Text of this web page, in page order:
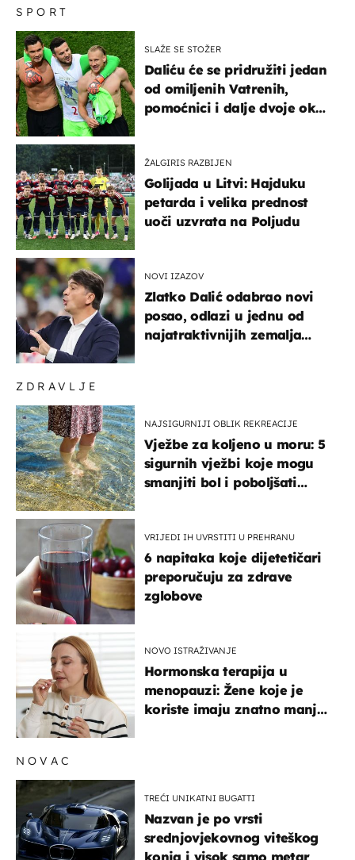
ZDRAVLJE
NAJSIGURNIJI OBLIK REKREACIJE
Vježbe za koljeno u moru: 5
sigurnih vježbi koje mogu
smanjiti bol i poboljšati
VRIJEDI IH UVRSTITI U PREHRANU
6 napitaka koje dijetetičari
preporučuju za zdrave
zglobove
NOVO ISTRAŽIVANJE
Hormonska terapija u
menopauzi: Žene koje je
koriste imaju znatno manji
SPORT
SLAŽE SE STOŽER
Daliću će se pridružiti jedan
od omiljenih Vatrenih,
pomoćnici i dalje dvoje oko
ŽALGIRIS RAZBIJEN
Golijada u Litvi: Hajduku
petarda i velika prednost
uoči uzvrata na Poljudu
NOVI IZAZOV
Zlatko Dalić odabrao novi
posao, odlazi u jednu od
najatraktivnijih zemalja
NOVAC
TREĆI UNIKATNI BUGATTI
Nazvan je po vrsti
srednjovjekovnog viteškog
konja i visok samo metar